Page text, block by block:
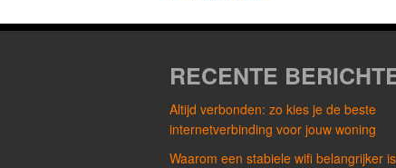
RECENTE
Altijd verbonden: zo kies je de beste
internetverbinding voor jouw woning
Waarom een stabiele wifi belangrijker